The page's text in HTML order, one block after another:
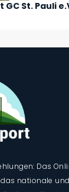
St. Pauli
Das
nationale